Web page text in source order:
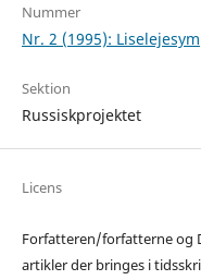
Nummer
Nr. 2 (1995):
Sektion
Russiskprojektet
Licens
Forfatteren/forfatterne og
artikler der bringes i